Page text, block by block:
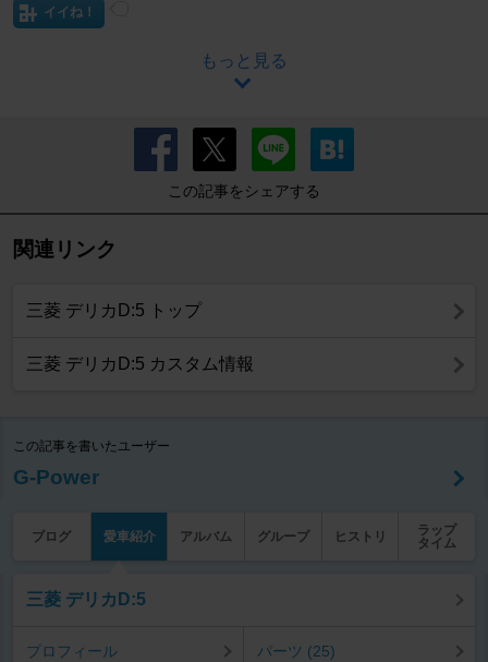
イイね！
もっと見る
この記事をシェアする
関連リンク
三菱 デリカD:5 トップ
三菱 デリカD:5 カスタム情報
この記事を書いたユーザー
G-Power
ブログ 愛車紹介 アルバム グループ ヒストリ
ラップ
タイム
三菱 デリカD:5
プロフィール パーツ (25)